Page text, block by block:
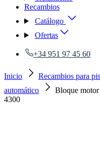
Recambios
Catálogo
Ofertas
+34 951 97 45 60
Inicio Recambios para
automático
Bloque
4300